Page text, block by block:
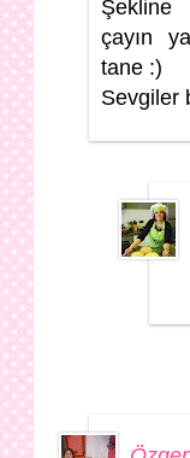
Şekline
çayın
tane :)
Sevgiler